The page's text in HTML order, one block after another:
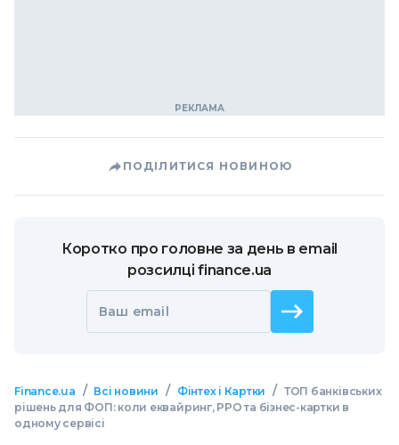
ПОДІЛИТИСЯ НОВИНОЮ
Коротко про головне за день в email
розсилці finance.ua
Ваш email
Finance.ua / Всі новини / Фінтех і Картки / ТОП банківських
рішень для ФОП: коли еквайринг, РРО та бізнес-картки в
одному сервісі